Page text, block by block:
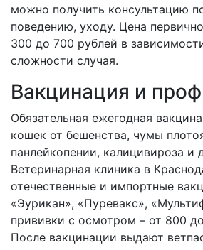
можно получить консультацию
поведению, уходу. Цена
300 до 700 рублей в
сложности случая.
Вакцинация и
Обязательная ежегодная
кошек от бешенства, чумы
панлейкопении, калицивироза и
Ветеринарная клиника в
отечественные и импортные
«Эурикан», «Пуревакс»,
прививки с осмотром – от 800
После вакцинации выдают